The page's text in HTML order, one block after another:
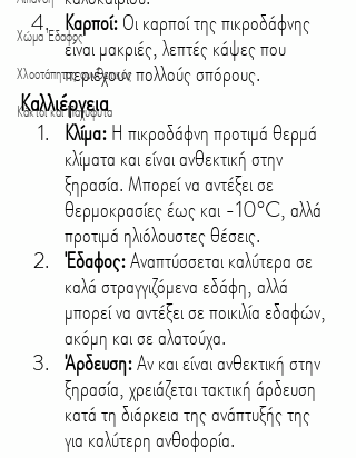
Χώμα Έδαφος
Χλοοτάπητας συνθετικός
Κάκτοι και Παχύφυτα
Καρποί: Οι καρποί της πικροδάφνης
είναι μακριές, λεπτές κάψες που
περιέχουν πολλούς σπόρους.
Καλλιέργεια
Κλίμα: Η πικροδάφνη προτιμά θερμά
κλίματα και είναι ανθεκτική στην
ξηρασία. Μπορεί να αντέξει σε
θερμοκρασίες έως και -10°C, αλλά
προτιμά ηλιόλουστες θέσεις.
Έδαφος: Αναπτύσσεται καλύτερα σε
καλά στραγγιζόμενα εδάφη, αλλά
μπορεί να αντέξει σε ποικιλία εδαφών,
ακόμη και σε αλατούχα.
Άρδευση: Αν και είναι ανθεκτική στην
ξηρασία, χρειάζεται τακτική άρδευση
κατά τη διάρκεια της ανάπτυξής της
για καλύτερη ανθοφορία.